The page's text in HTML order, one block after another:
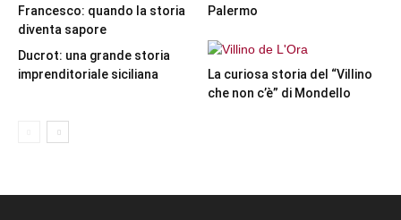
Francesco: quando la storia
diventa sapore
Palermo
Ducrot: una grande storia
imprenditoriale siciliana
La curiosa storia del “Villino
che non c’è” di Mondello